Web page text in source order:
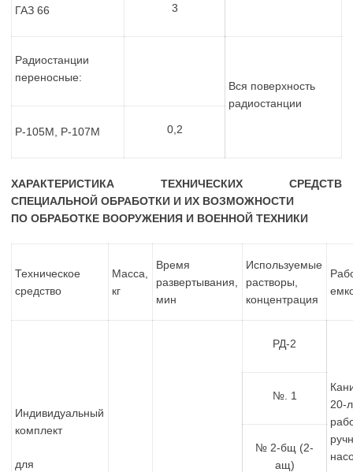
ГАЗ 66 3
Радиостанции
переносные:
Вся поверхность
радиостанции
Р-105М, Р-107М 0,2
ХАРАКТЕРИСТИКА ТЕХНИЧЕСКИХ СРЕДСТВ
СПЕЦИАЛЬНОЙ ОБРАБОТКИ И ИХ ВОЗМОЖНОСТИ
ПО ОБРАБОТКЕ ВООРУЖЕНИЯ И ВОЕННОЙ ТЕХНИКИ
Техническое
средство
Масса,
кг
Время
развертывания,
мин
Используемые
растворы,
концентрация
Индивидуальный
комплект
для
РД-2
20-
№. 1
№ 2-бщ (2-
ащ)